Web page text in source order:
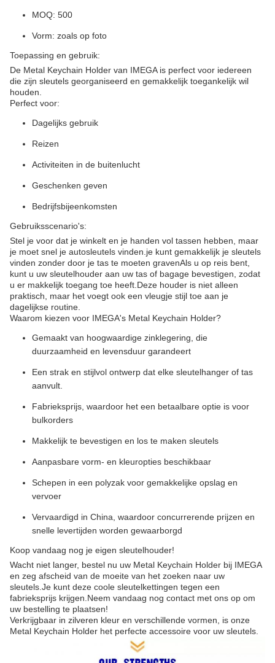
MOQ: 500
Vorm: zoals op foto
Toepassing en gebruik:
De Metal Keychain Holder van IMEGA is perfect voor iedereen
die zijn sleutels georganiseerd en gemakkelijk toegankelijk wil
houden.
Perfect voor:
Dagelijks gebruik
Reizen
Activiteiten in de buitenlucht
Geschenken geven
Bedrijfsbijeenkomsten
Gebruiksscenario's:
Stel je voor dat je winkelt en je handen vol tassen hebben, maar
je moet snel je autosleutels vinden.je kunt gemakkelijk je sleutels
vinden zonder door je tas te moeten gravenAls u op reis bent,
kunt u uw sleutelhouder aan uw tas of bagage bevestigen, zodat
u er makkelijk toegang toe heeft.Deze houder is niet alleen
praktisch, maar het voegt ook een vleugje stijl toe aan je
dagelijkse routine.
Waarom kiezen voor IMEGA's Metal Keychain Holder?
Gemaakt van hoogwaardige zinklegering, die
duurzaamheid en levensduur garandeert
Een strak en stijlvol ontwerp dat elke sleutelhanger of tas
aanvult.
Fabrieksprijs, waardoor het een betaalbare optie is voor
bulkorders
Makkelijk te bevestigen en los te maken sleutels
Aanpasbare vorm- en kleuropties beschikbaar
Schepen in een polyzak voor gemakkelijke opslag en
vervoer
Vervaardigd in China, waardoor concurrerende prijzen en
snelle levertijden worden gewaarborgd
Koop vandaag nog je eigen sleutelhouder!
Wacht niet langer, bestel nu uw Metal Keychain Holder bij IMEGA
en zeg afscheid van de moeite van het zoeken naar uw
sleutels.Je kunt deze coole sleutelkettingen tegen een
fabrieksprijs krijgen.Neem vandaag nog contact met ons op om
uw bestelling te plaatsen!
Verkrijgbaar in zilveren kleur en verschillende vormen, is onze
Metal Keychain Holder het perfecte accessoire voor uw sleutels.